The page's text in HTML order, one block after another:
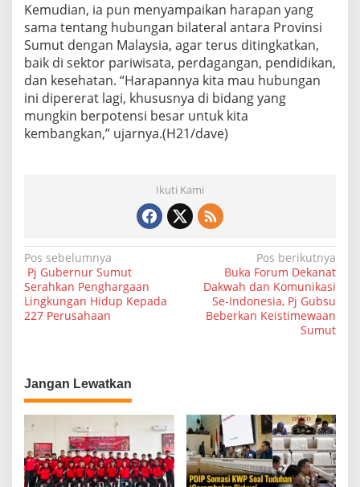
Kemudian, ia pun menyampaikan harapan yang
sama tentang hubungan bilateral antara Provinsi
Sumut dengan Malaysia, agar terus ditingkatkan,
baik di sektor pariwisata, perdagangan, pendidikan,
dan kesehatan. “Harapannya kita mau hubungan
ini dipererat lagi, khususnya di bidang yang
mungkin berpotensi besar untuk kita
kembangkan,” ujarnya.(H21/dave)
Ikuti Kami
N
a
v
a
s
i
p
o
Pos sebelumnya
Pj Gubernur Sumut
Serahkan Penghargaan
Lingkungan Hidup Kepada
227 Perusahaan
Pos berikutnya
Buka Forum Dekanat
Dakwah dan Komunikasi
Se-Indonesia, Pj Gubsu
Beberkan Keistimewaan
Sumut
Jangan Lewatkan